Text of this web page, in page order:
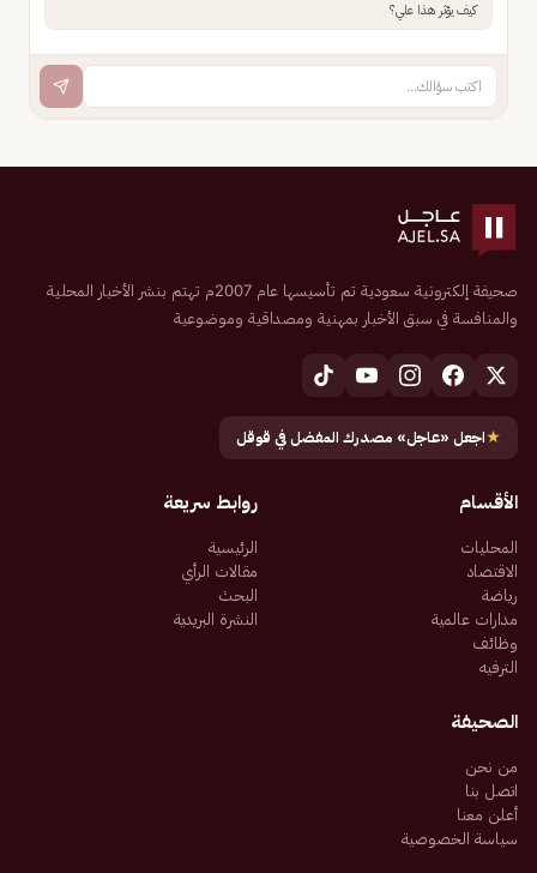
كيف يؤثر هذا علي؟
صحيفة إلكترونية سعودية تم تأسيسها عام 2007م تهتم بنشر الأخبار المحلية
والمنافسة في سبق الأخبار بمهنية ومصداقية وموضوعية
★اجعل «عاجل» مصدرك المفضل في قوقل
الأقسام
المحليات
الاقتصاد
رياضة
مدارات عالمية
وظائف
الترفيه
روابط سريعة
الرئيسية
مقالات الرأي
البحث
النشرة البريدية
الصحيفة
من نحن
اتصل بنا
أعلن معنا
سياسة الخصوصية